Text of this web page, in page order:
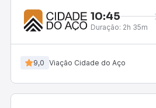
10:45
Duração: 2h 35m
9,0 Viação Cidade do Aço